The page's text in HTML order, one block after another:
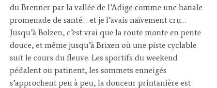
du Brenner par la vallée de l’Adige comme une banale
promenade de santé… et je l’avais naïvement cru…
Jusqu’à Bolzen, c’est vrai que la route monte en pente
douce, et même jusqu’à Brixen où une piste cyclable
suit le cours du fleuve. Les sportifs du weekend
pédalent ou patinent, les sommets enneigés
s’approchent peu à peu, la douceur printanière est